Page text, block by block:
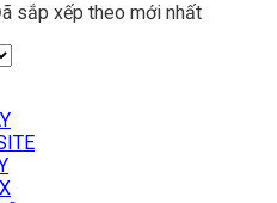
sắp xếp theo mới nhất